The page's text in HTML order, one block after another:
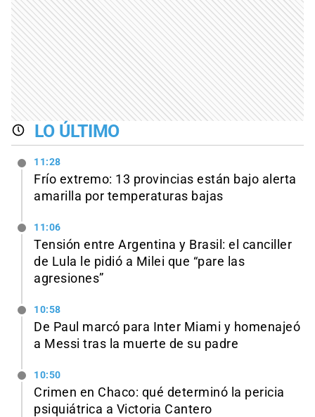
LO ÚLTIMO
11:28
Frío extremo: 13 provincias están bajo alerta
amarilla por temperaturas bajas
11:06
Tensión entre Argentina y Brasil: el canciller
de Lula le pidió a Milei que “pare las
agresiones”
10:58
De Paul marcó para Inter Miami y homenajeó
a Messi tras la muerte de su padre
10:50
Crimen en Chaco: qué determinó la pericia
psiquiátrica a Victoria Cantero